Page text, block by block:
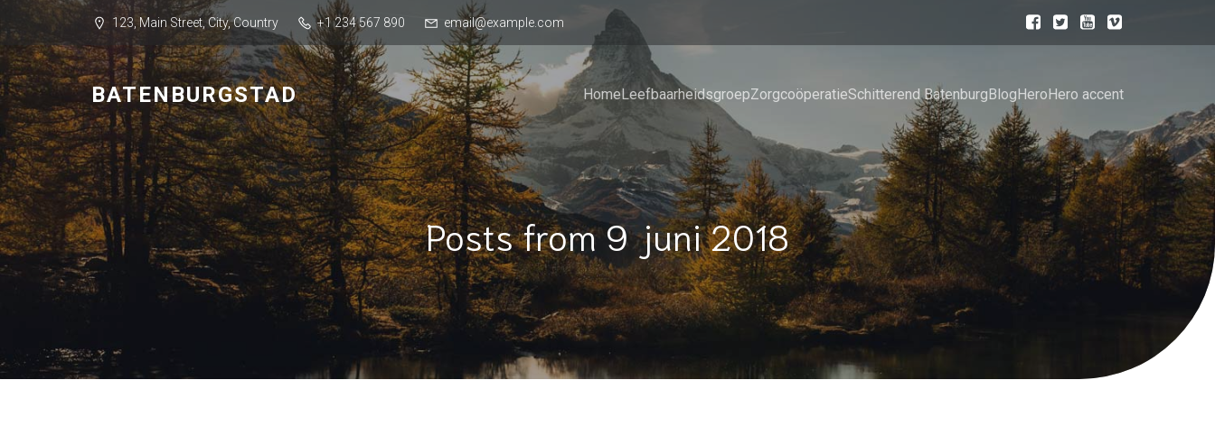
123, Main Street, City, Country +1 234 567 890 email@example.com
BATENBURGSTAD HomeLeefbaarheidsgroepZorgcoöperatieSchitterend BatenburgBlogHeroHero accent
Posts from 9 juni 2018